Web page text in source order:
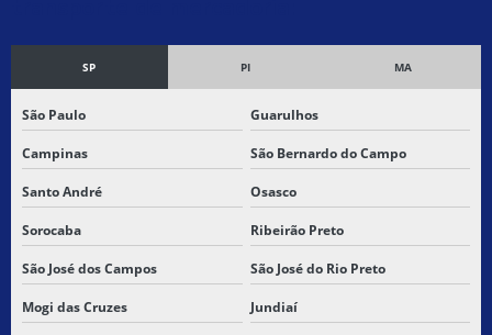
EMPRESA DE TRANSPORTE NORDESTE
EMPRESA DE TRANSPORTE DE PEQUENAS MERCADORIAS
EMPRESA DE TRANSPORTE RODOVIÁRIO
EMPRESA DE TRANSPORTE RODOVIÁRIO DE CARGAS
EMPRESA DE TRANSPORTE A ROTA
SP PI MA
São Paulo Guarulhos
Campinas São Bernardo do Campo
Santo André Osasco
Sorocaba Ribeirão Preto
São José dos Campos São José do Rio Preto
Mogi das Cruzes Jundiaí